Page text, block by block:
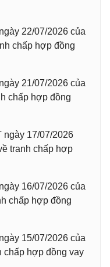
22/07/2026 của
chấp hợp đồng
21/07/2026 của
chấp hợp đồng
ngày 17/07/2026
tranh chấp hợp
16/07/2026 của
chấp hợp đồng
15/07/2026 của
chấp hợp đồng vay